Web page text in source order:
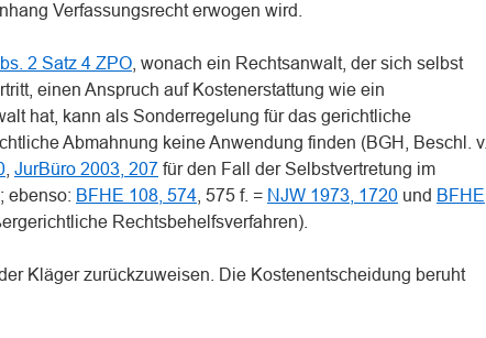
Verfassungsrecht erwogen wird.
2 Satz 4 ZPO , wonach ein Rechtsanwalt, der sich selbst
einen Anspruch auf Kostenerstattung wie ein
hat, kann als Sonderregelung für das gerichtliche
Abmahnung keine Anwendung finden (BGH, Beschl. v.
JurBüro 2003, 207 für den Fall der Selbstvertretung im
ebenso: BFHE 108, 574 , 575 f. = NJW 1973, 1720 und BFHE
Rechtsbehelfsverfahren).
Kläger zurückzuweisen. Die Kostenentscheidung beruht